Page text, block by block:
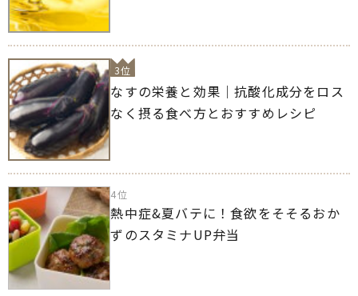
3位
なすの栄養と効果｜抗酸化成分をロス
なく摂る食べ方とおすすめレシピ
4位
熱中症&夏バテに！食欲をそそるおか
ずのスタミナUP弁当